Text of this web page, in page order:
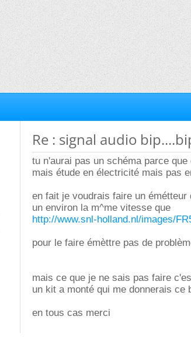
Re : signal audio
tu n'aurai pas un schéma parce
mais étude en électricité mais pas
en fait je voudrais faire un émétteur
un environ la m^me vitesse que
http://www.snl-holland.nl/images/
pour le faire émèttre pas de
mais ce que je ne sais pas faire
un kit a monté qui me donnerais ce
en tous cas merci